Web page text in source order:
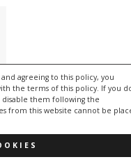
agreeing to this policy, you
the terms of this policy. If you
them following the
from this website cannot be